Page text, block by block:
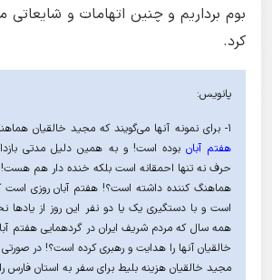
بوم برداریم و چنین اتهامات و شایعاتی
کرد.
پانویس:
۱- برای نمونه آنها می‌گویند که مجید خالقیان هماهنگ کننده اصلی تجمع
هفتم آبان بوده است! و به همین دلیل مدتی
حرف نه تنها احمقانه است بلکه خنده دار هم
هماهنگ کننده داشته است؟! هفتم آبان روزی است
است و با دستگیری یک یا دو نفر این روز از یادها
همه سال که مردم شریف ایران در گردهمایی هفتم
مجید خالقیان هزینه بلیط برای سفر به استان فارس